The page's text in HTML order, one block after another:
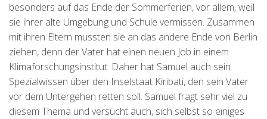
besonders auf das Ende der Sommerferien, vor allem, weil
sie ihrer alte Umgebung und Schule vermissen. Zusammen
mit ihren Eltern mussten sie an das andere Ende von Berlin
ziehen, denn der Vater hat einen neuen Job in einem
Klimaforschungsinstitut. Daher hat Samuel auch sein
Spezialwissen über den Inselstaat Kiribati, den sein Vater
vor dem Untergehen retten soll. Samuel fragt sehr viel zu
diesem Thema und versucht auch, sich selbst so einiges